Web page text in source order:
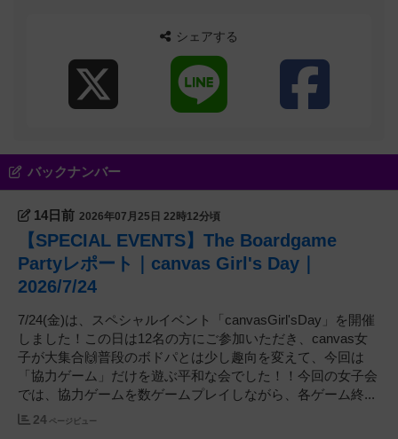
シェアする
バックナンバー
14日前 2026年07月25日 22時12分頃
【SPECIAL EVENTS】The Boardgame
Partyレポート｜canvas Girl's Day｜
2026/7/24
7/24(金)は、スペシャルイベント「canvasGirl'sDay」を開催
しました！この日は12名の方にご参加いただき、canvas女
子が大集合🙌普段のボドパとは少し趣向を変えて、今回は
「協力ゲーム」だけを遊ぶ平和な会でした！！今回の女子会
では、協力ゲームを数ゲームプレイしながら、各ゲーム終...
24 ページビュー